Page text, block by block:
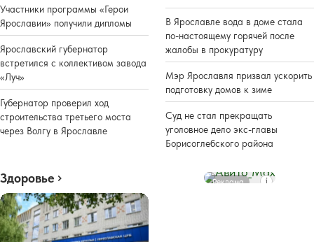
Участники программы «Герои
Ярославии» получили дипломы
Ярославский губернатор
встретился с коллективом завода
«Луч»
Губернатор проверил ход
строительства третьего моста
через Волгу в Ярославле
В Ярославле вода в доме стала
по-настоящему горячей после
жалобы в прокуратуру
Мэр Ярославля призвал ускорить
подготовку домов к зиме
Суд не стал прекращать
уголовное дело экс-главы
Борисоглебского района
Здоровье Реклама